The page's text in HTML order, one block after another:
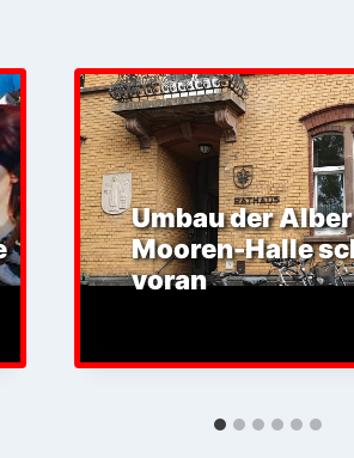
Umbau der
Mooren-Halle
voran